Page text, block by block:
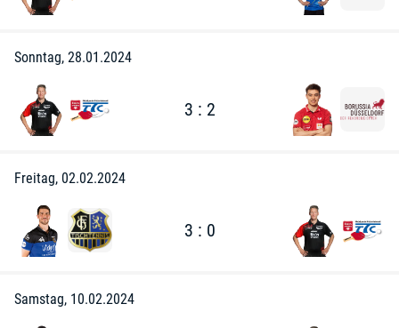
Sonntag, 28.01.2024
3 : 2
Freitag, 02.02.2024
3 : 0
Samstag, 10.02.2024